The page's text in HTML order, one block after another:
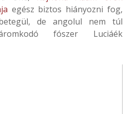
egész biztos hiányozni fog,
de angolul nem túl
fószer Luciáék